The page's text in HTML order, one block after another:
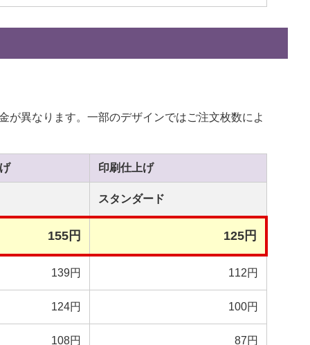
が異なります。一部のデザインではご注文枚数によ
印刷仕上げ
スタンダード
155円 125円
139円 112円
124円 100円
108円 87円